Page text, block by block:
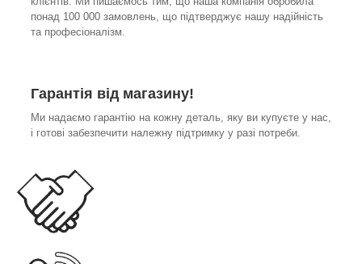
понад 100 000 замовлень, що підтверджує нашу надійність
та професіоналізм.
Гарантія від магазину!
Ми надаємо гарантію на кожну деталь, яку ви купуєте у нас,
і готові забезпечити належну підтримку у разі потреби.